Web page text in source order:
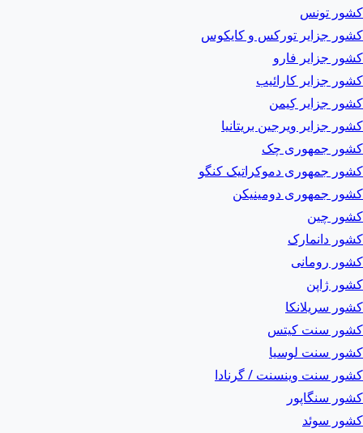
کشور تونس
کشور جزایر تورکس و کایکوس
کشور جزایر فارو
کشور جزایر کارائیب
کشور جزایر کِیمن
کشور جزایر ویرجین بریتانیا
کشور جمهوری چک
کشور جمهوری دموکراتیک کنگو
کشور جمهوری دومینیکن
کشور چین
کشور دانمارک
کشور رومانی
کشور ژاپن
کشور سریلانکا
کشور سنت کیتس
کشور سنت لوسیا
کشور سنت وینسنت / گرنادا
کشور سنگاپور
کشور سوئد